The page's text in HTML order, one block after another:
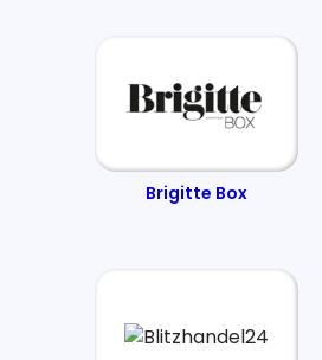
Brigitte Box